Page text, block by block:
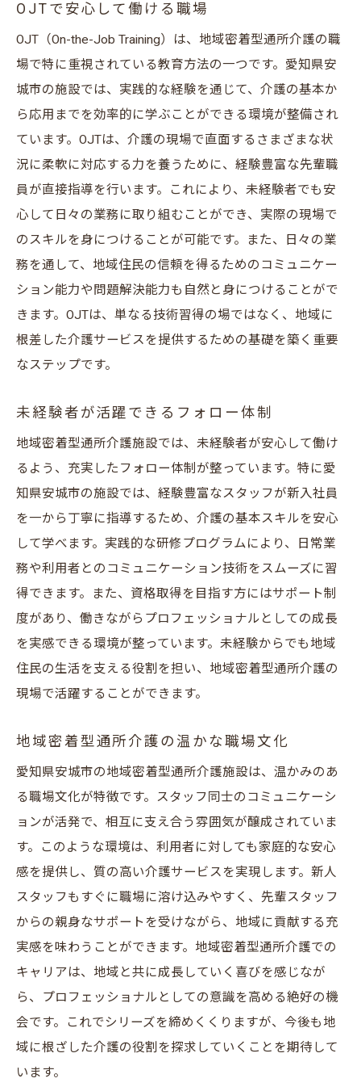
OJTで安心して働ける職場
OJT（On-the-Job Training）は、地域密着型通所介護の職
場で特に重視されている教育方法の一つです。愛知県安
城市の施設では、実践的な経験を通じて、介護の基本か
ら応用までを効率的に学ぶことができる環境が整備され
ています。OJTは、介護の現場で直面するさまざまな状
況に柔軟に対応する力を養うために、経験豊富な先輩職
員が直接指導を行います。これにより、未経験者でも安
心して日々の業務に取り組むことができ、実際の現場で
のスキルを身につけることが可能です。また、日々の業
務を通して、地域住民の信頼を得るためのコミュニケー
ション能力や問題解決能力も自然と身につけることがで
きます。OJTは、単なる技術習得の場ではなく、地域に
根差した介護サービスを提供するための基礎を築く重要
なステップです。
未経験者が活躍できるフォロー体制
地域密着型通所介護施設では、未経験者が安心して働け
るよう、充実したフォロー体制が整っています。特に愛
知県安城市の施設では、経験豊富なスタッフが新入社員
を一から丁寧に指導するため、介護の基本スキルを安心
して学べます。実践的な研修プログラムにより、日常業
務や利用者とのコミュニケーション技術をスムーズに習
得できます。また、資格取得を目指す方にはサポート制
度があり、働きながらプロフェッショナルとしての成長
を実感できる環境が整っています。未経験からでも地域
住民の生活を支える役割を担い、地域密着型通所介護の
現場で活躍することができます。
地域密着型通所介護の温かな職場文化
愛知県安城市の地域密着型通所介護施設は、温かみのあ
る職場文化が特徴です。スタッフ同士のコミュニケーシ
ョンが活発で、相互に支え合う雰囲気が醸成されていま
す。このような環境は、利用者に対しても家庭的な安心
感を提供し、質の高い介護サービスを実現します。新人
スタッフもすぐに職場に溶け込みやすく、先輩スタッフ
からの親身なサポートを受けながら、地域に貢献する充
実感を味わうことができます。地域密着型通所介護での
キャリアは、地域と共に成長していく喜びを感じなが
ら、プロフェッショナルとしての意識を高める絶好の機
会です。これでシリーズを締めくくりますが、今後も地
域に根ざした介護の役割を探求していくことを期待して
います。